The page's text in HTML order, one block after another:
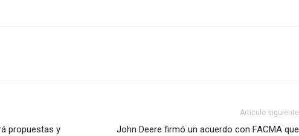
propuestas y
Artículo siguiente
John Deere firmó un acuerdo con FACMA que